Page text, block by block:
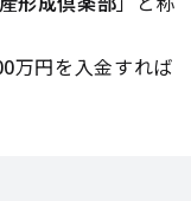
万円を入金すれば